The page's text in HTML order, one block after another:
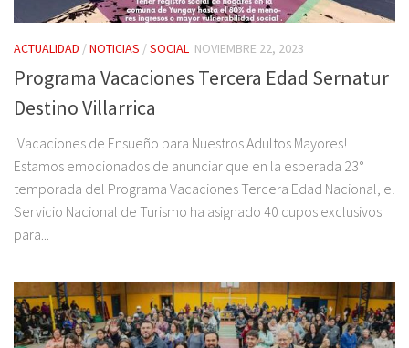
ACTUALIDAD /NOTICIAS /SOCIAL NOVIEMBRE 22, 2023
Programa Vacaciones Tercera Edad Sernatur
Destino Villarrica
¡Vacaciones de Ensueño para Nuestros Adultos Mayores!
Estamos emocionados de anunciar que en la esperada 23°
temporada del Programa Vacaciones Tercera Edad Nacional, el
Servicio Nacional de Turismo ha asignado 40 cupos exclusivos
para...